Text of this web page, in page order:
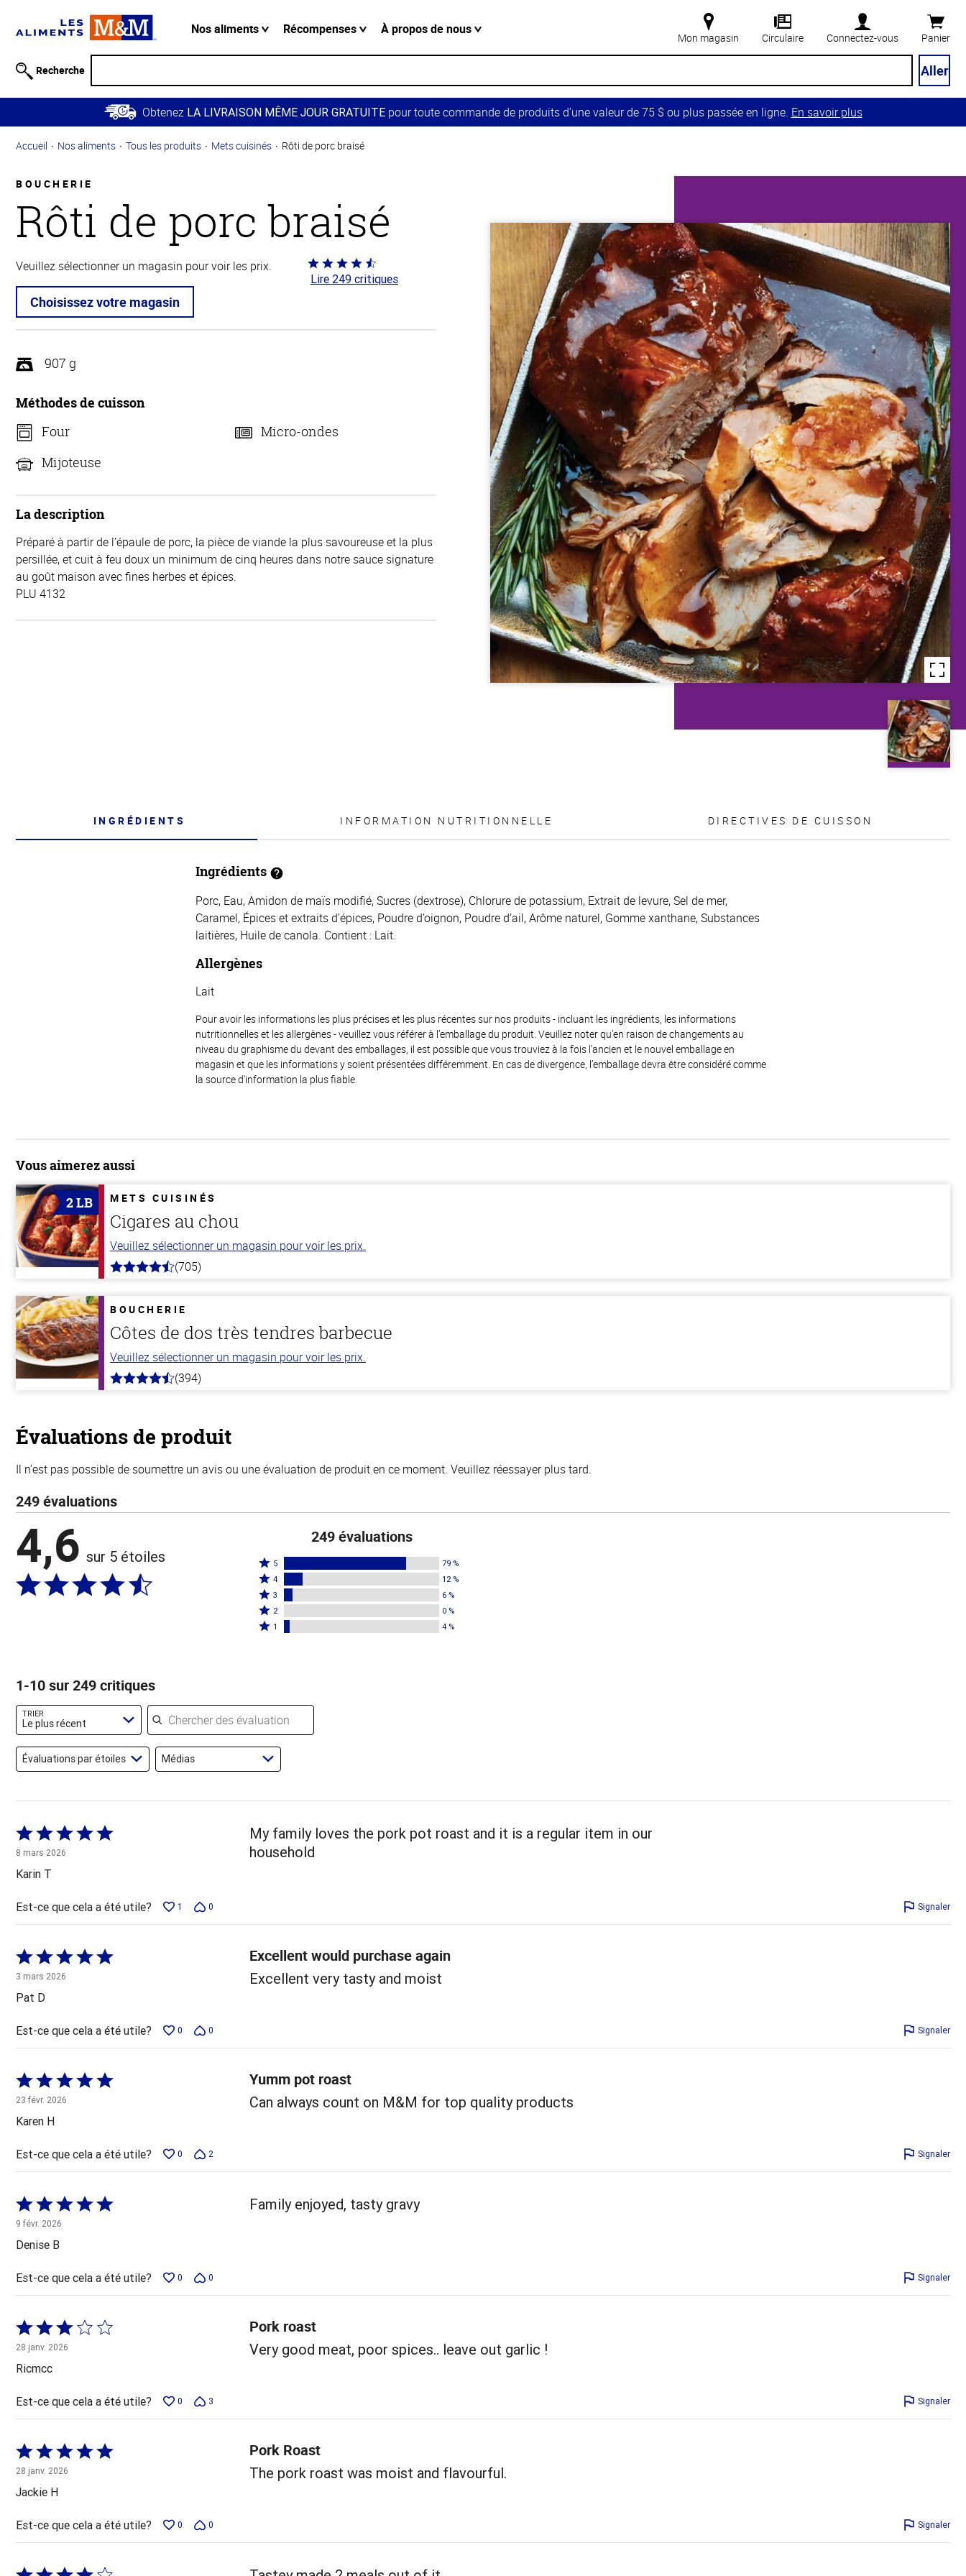
relative à
Passer
contenu
Retour à
principale
Nos aliments Récompenses À propos de nous
Mon magasin Circulaire Connectez-vous Panier
Recherche Aller
Obtenez LA LIVRAISON MÊME JOUR GRATUITEpour toute commande de produits d’une valeur de 75 $ ou plus passée en ligne. En savoir plus
Accueil Nos aliments Tous les produits Mets cuisinés Rôti de porc braisé
BOUCHERIE
Rôti de porc braisé
Veuillez sélectionner un magasin pour voir les prix.
Choisissez votre magasin
Coté
4.6 sur
Lire 249 critiques
907 g
Méthodes de cuisson
Four
Micro-ondes
Mijoteuse
La description
Préparé à partir de l’épaule de porc, la pièce de viande la plus savoureuse et la plus
persillée, et cuit à feu doux un minimum de cinq heures dans notre sauce signature
au goût maison avec fines herbes et épices.
PLU 4132
INGRÉDIENTS INFORMATION NUTRITIONNELLE DIRECTIVES DE CUISSON
Ingrédients
Porc, Eau, Amidon de maïs modifié, Sucres (dextrose), Chlorure de potassium, Extrait de levure, Sel de mer,
Caramel, Épices et extraits d’épices, Poudre d’oignon, Poudre d’ail, Arôme naturel, Gomme xanthane, Substances
laitières, Huile de canola. Contient : Lait.
Allergènes
Lait
Pour avoir les informations les plus précises et les plus récentes sur nos produits - incluant les ingrédients, les informations
nutritionnelles et les allergènes - veuillez vous référer à l’emballage du produit. Veuillez noter qu’en raison de changements au
niveau du graphisme du devant des emballages, il est possible que vous trouviez à la fois l’ancien et le nouvel emballage en
magasin et que les informations y soient présentées différemment. En cas de divergence, l’emballage devra être considéré comme
la source d'information la plus fiable.
Vous aimerez aussi
2 LB METS CUISINÉS
Cigares au chou
Veuillez sélectionner un magasin pour voir les prix.
4.6
5
stars
(705)
BOUCHERIE
Côtes de dos très tendres barbecue
Veuillez sélectionner un magasin pour voir les prix.
4.7
(394)
Évaluations de produit
Il n’est pas possible de soumettre un avis ou une évaluation de produit en ce moment. Veuillez réessayer plus tard.
249 évaluations
4,6 sur 5 étoiles
249 évaluations
Coté
5
étoiles
par
79 %
5 79 %
Coté
4
étoiles
par
4 12 %
Coté
3
étoiles
3 6 %
Coté
2
évaluateurs
2 0 %
Coté1 4 %
1-10 sur 249 critiques
TRIER
Le plus récent
Chercher des évaluations
Évaluations par étoiles Médias
Coté
5 sur
5
8 mars 2026
Karin T
My family loves the pork pot roast and it is a regular item in our
household
Est-ce que cela a été utile? 1 0 Signaler
Coté
5 sur
5
3 mars 2026
Pat D
Excellent would purchase again
Excellent very tasty and moist
Est-ce que cela a été utile? 0 0 Signaler
Coté
5 sur
5
23 févr. 2026
Karen H
Yumm pot roast
Can always count on M&M for top quality products
Est-ce que cela a été utile? 0 2 Signaler
Coté
5 sur
5
9 févr. 2026
Denise B
Family enjoyed, tasty gravy
Est-ce que cela a été utile? 0 0 Signaler
Coté
3 sur
5
28 janv. 2026
Ricmcc
Pork roast
Very good meat, poor spices.. leave out garlic !
Est-ce que cela a été utile? 0 3 Signaler
Coté
5 sur
5
28 janv. 2026
Jackie H
Pork Roast
The pork roast was moist and flavourful.
Est-ce que cela a été utile? 0 0 Signaler